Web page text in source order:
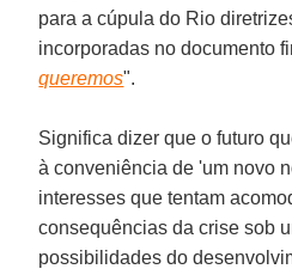
para a cúpula do Rio
incorporadas no documento
queremos".
Significa dizer que o futuro
à conveniência de 'um novo
interesses que tentam
consequências da crise sob
possibilidades do